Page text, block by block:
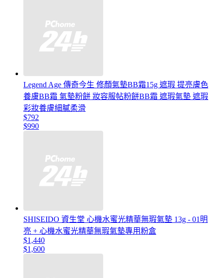
Legend Age 傳奇今生 修顏氣墊BB霜15g 遮瑕 提亮膚色
養膚BB霜 氣墊粉餅 妝容服帖粉餅BB霜 遮瑕氣墊 遮瑕
彩妝養膚細膩柔滑
$792
$990
SHISEIDO 資生堂 心機水蜜光精華無瑕氣墊 13g - 01明
亮 + 心機水蜜光精華無瑕氣墊專用粉盒
$1,440
$1,600